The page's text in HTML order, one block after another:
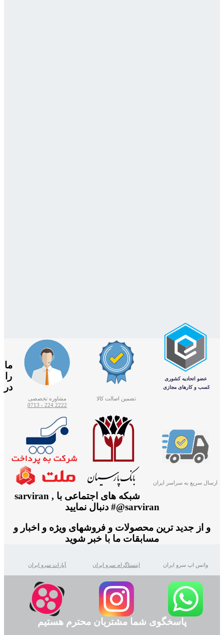
تضمین اصالت کالا
مشاوره تخصصی
2222 224 - 0713
ارسال سریع به سراسر ایران
ما
را
در
شبکه های اجتماعی با sarviran ,
@sarviran# دنبال نمایید
و از جدید ترین محصولات و فروشهای ویژه و اخبار و
مسابقات ما با خبر شوید
واتس اپ سرو ایران اینستاگرام سرو ایران آپارات سرو ایران
پاسخگوی شما مشتریان محترم هستیم